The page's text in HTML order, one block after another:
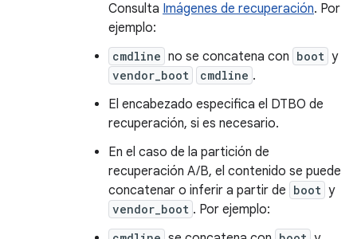
Consulta Imágenes de recuperación. Por
ejemplo:
cmdline no se concatena con boot y
vendor_boot cmdline .
El encabezado especifica el DTBO de
recuperación, si es necesario.
En el caso de la partición de
recuperación A/B, el contenido se puede
concatenar o inferir a partir de boot y
vendor_boot . Por ejemplo: